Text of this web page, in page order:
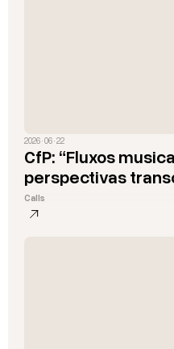
2026 · 06 · 22
CfP: “Fluxos
perspectivas
Calls